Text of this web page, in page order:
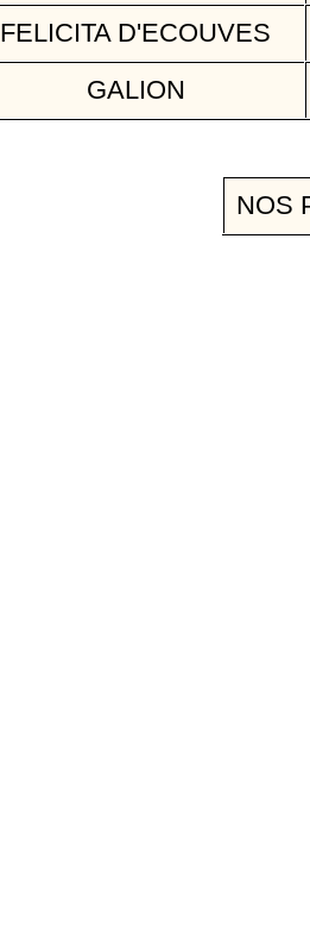
FELICITA D'ECOUVES
GALION
NOS